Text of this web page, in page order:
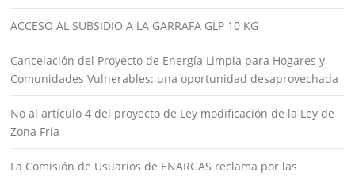
ACCESO AL SUBSIDIO A LA GARRAFA GLP 10 KG
Cancelación del Proyecto de Energía Limpia para Hogares y
Comunidades Vulnerables: una oportunidad desaprovechada
No al artículo 4 del proyecto de Ley modificación de la Ley de
Zona Fría
La Comisión de Usuarios de ENARGAS reclama por las